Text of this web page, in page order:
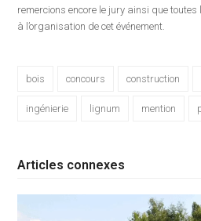
remercions encore le jury ainsi que
à l’organisation de cet événement.
bois concours construction
ingénierie lignum mention
Articles connexes